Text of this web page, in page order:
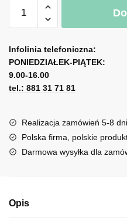
Plakat
Chilli
l
t
e
r
a
t
i
Infolinia telefoniczna:
PONIEDZIAŁEK-PIĄTEK:
9.00-16.00
tel.: 881 31 71 81
Realizacja zamówień 5-8
Polska firma, polskie
Darmowa wysyłka dla
Opis